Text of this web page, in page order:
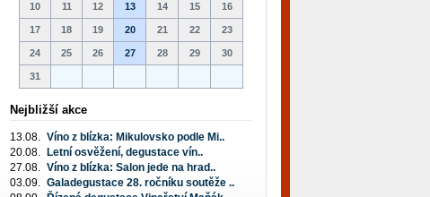
10 11 12 13 14 15 16
17 18 19 20 21 22 23
24 25 26 27 28 29 30
31
Nejbližší akce
13.08. Víno z blízka: Mikulovsko podle Mi..
20.08.
Letní osvěžení, degustace vín..
27.08. Víno z blízka: Salon jede na hrad..
03.09. Galadegustace 28. ročníku soutěže ..